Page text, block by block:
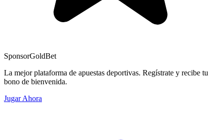
SponsorGoldBet
La mejor plataforma de apuestas deportivas. Regístrate y recibe tu
bono de bienvenida.
Jugar Ahora